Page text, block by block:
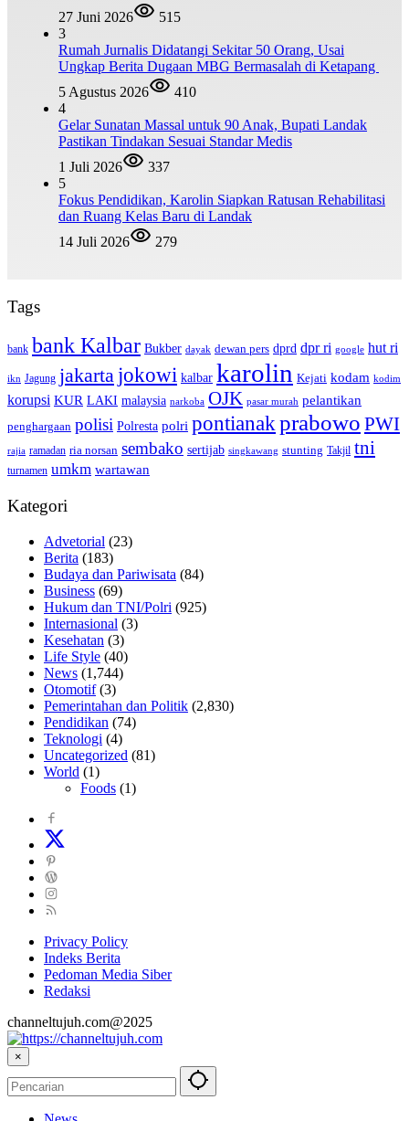
27 Juni 2026
515
3
Rumah Jurnalis Didatangi Sekitar 50 Orang, Usai
Ungkap Berita Dugaan MBG Bermasalah di Ketapang
5 Agustus 2026
410
4
Gelar Sunatan Massal untuk 90 Anak, Bupati Landak
Pastikan Tindakan Sesuai Standar Medis
1 Juli 2026
337
5
Fokus Pendidikan, Karolin Siapkan Ratusan Rehabilitasi
dan Ruang Kelas Baru di Landak
14 Juli 2026
279
Tags
bank bank Kalbar Bukber dayak dewan pers dprd dpr ri google hut ri
ikn Jagung jakarta jokowi kalbar karolin Kejati kodam kodim
korupsi KUR LAKI malaysia narkoba OJK pasar murah pelantikan
penghargaan polisi Polresta polri pontianakprabowo PWI
rajia ramadan ria norsan sembako sertijab singkawang stunting Takjil tni
turnamen umkm wartawan
Kategori
Advetorial (23)
Berita (183)
Budaya dan Pariwisata (84)
Business (69)
Hukum dan TNI/Polri (925)
Internasional (3)
Kesehatan (3)
Life Style (40)
News (1,744)
Otomotif(3)
Pemerintahan dan Politik (2,830)
Pendidikan (74)
Teknologi (4)
Uncategorized (81)
World (1)
Foods (1)
Privacy Policy
Indeks Berita
Pedoman Media Siber
Redaksi
channeltujuh.com@2025
×